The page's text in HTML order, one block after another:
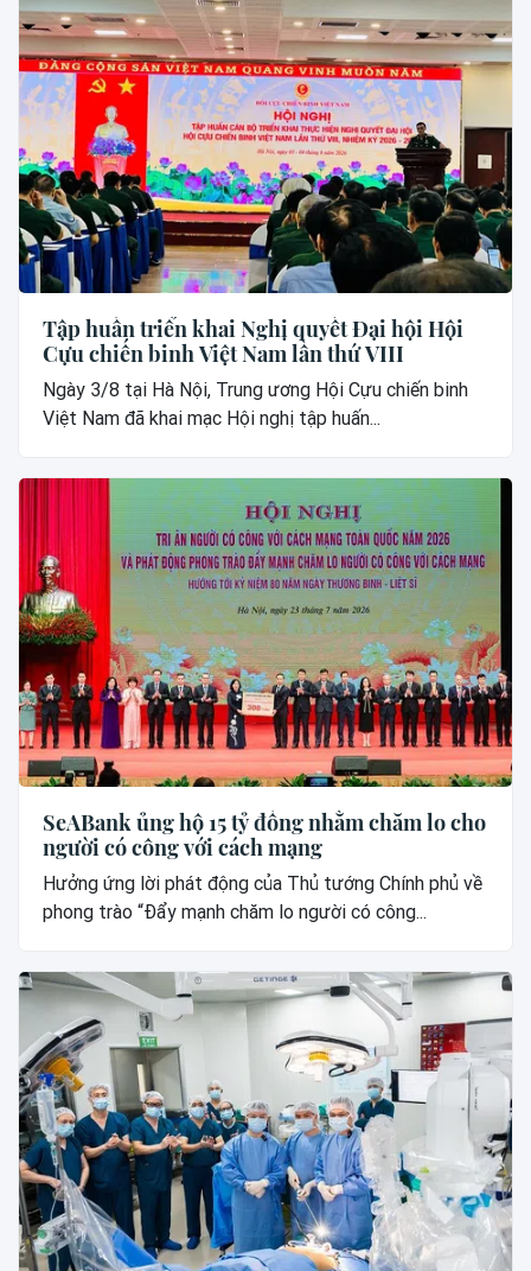
Tập huấn triển khai Nghị quyết Đại hội Hội
Cựu chiến binh Việt Nam lần thứ VIII
Ngày 3/8 tại Hà Nội, Trung ương Hội Cựu chiến binh
Việt Nam đã khai mạc Hội nghị tập huấn...
SeABank ủng hộ 15 tỷ đồng nhằm chăm lo cho
người có công với cách mạng
Hưởng ứng lời phát động của Thủ tướng Chính phủ về
phong trào “Đẩy mạnh chăm lo người có công...